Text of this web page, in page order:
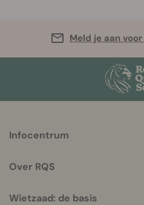
Meld je aan
helpful
Infocentrum
Over RQS
Wietzaad: de basis